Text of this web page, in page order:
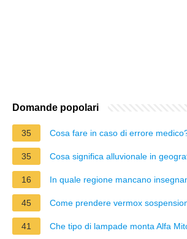
Domande popolari
35 Cosa fare in caso di errore
35 Cosa significa alluvionale in
16 In quale regione mancano
45 Come prendere vermox
41 Che tipo di lampade monta Alfa